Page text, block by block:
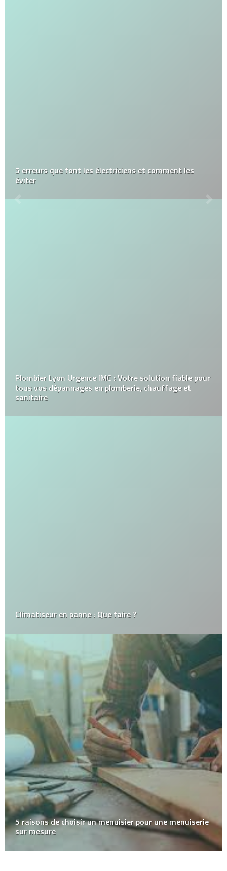
5 erreurs que font les électriciens et comment les
éviter
Plombier Lyon Urgence IMC : Votre solution fiable pour
tous vos dépannages en plomberie, chauffage et
sanitaire
Climatiseur en panne : Que faire ?
5 raisons de choisir un menuisier pour une menuiserie
sur mesure